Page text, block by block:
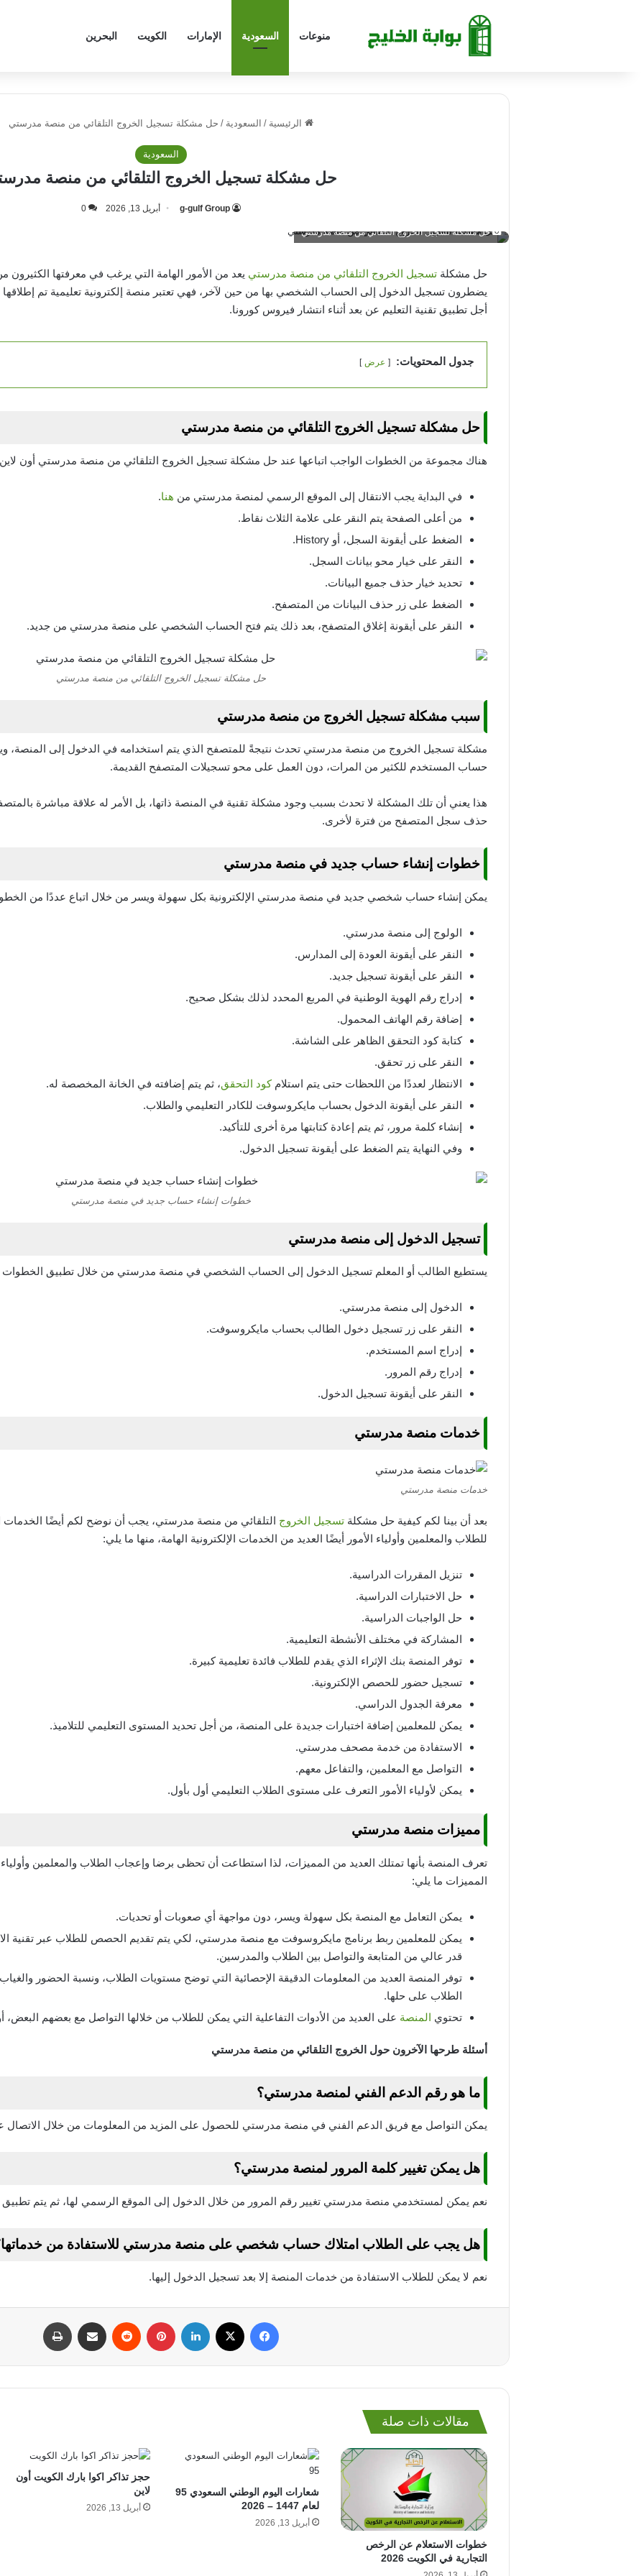
منوعات السعودية الإمارات الكويت البحرين
الرئيسية / السعودية / حل مشكلة تسجيل الخروج التلقائي من منصة مدرستي
السعودية
حل مشكلة تسجيل الخروج التلقائي من منصة
g-gulf Group أبريل 13, 2026 0
حل مشكلة تسجيل الخروج التلقائي من منصة مدرستي
حل مشكلة تسجيل الخروج التلقائي من منصة مدرستي يعد من الأمور الهامة التي يرغب في معرفتها
يضطرون تسجيل الدخول إلى الحساب الشخصي بها من حين لآخر، فهي تعتبر منصة إلكترونية تعليمية تم
أجل تطبيق تقنية التعليم عن بعد أثناء انتشار فيروس كورونا.
جدول المحتويات: عرض
حل مشكلة تسجيل الخروج التلقائي من منصة مدرستي
هناك مجموعة من الخطوات الواجب اتباعها عند حل مشكلة تسجيل الخروج التلقائي من منصة مدرستي أون
في البداية يجب الانتقال إلى الموقع الرسمي لمنصة مدرستي من هنا.
من أعلى الصفحة يتم النقر على علامة الثلاث نقاط.
الضغط على أيقونة السجل، أو History.
النقر على خيار محو بيانات السجل.
تحديد خيار حذف جميع البيانات.
الضغط على زر حذف البيانات من المتصفح.
النقر على أيقونة إغلاق المتصفح، بعد ذلك يتم فتح الحساب الشخصي على منصة مدرستي من جديد.
حل مشكلة تسجيل الخروج التلقائي من منصة مدرستي
سبب مشكلة تسجيل الخروج من منصة مدرستي
مشكلة تسجيل الخروج من منصة مدرستي تحدث نتيجةً للمتصفح الذي يتم استخدامه في الدخول إلى المنصة،
حساب المستخدم للكثير من المرات، دون العمل على محو تسجيلات المتصفح القديمة.
هذا يعني أن تلك المشكلة لا تحدث بسبب وجود مشكلة تقنية في المنصة ذاتها، بل الأمر له علاقة مباشرة
حذف سجل المتصفح من فترة لأخرى.
خطوات إنشاء حساب جديد في منصة مدرستي
يمكن إنشاء حساب شخصي جديد في منصة مدرستي الإلكترونية بكل سهولة ويسر من خلال اتباع عددًا من
الولوج إلى منصة مدرستي.
النقر على أيقونة العودة إلى المدارس.
النقر على أيقونة تسجيل جديد.
إدراج رقم الهوية الوطنية في المربع المحدد لذلك بشكل صحيح.
إضافة رقم الهاتف المحمول.
كتابة كود التحقق الظاهر على الشاشة.
النقر على زر تحقق.
الانتظار لعددًا من اللحظات حتى يتم استلامكود التحقق، ثم يتم إضافته في الخانة المخصصة له.
النقر على أيقونة الدخول بحساب مايكروسوفت للكادر التعليمي والطلاب.
إنشاء كلمة مرور، ثم يتم إعادة كتابتها مرة أخرى للتأكيد.
وفي النهاية يتم الضغط على أيقونة تسجيل الدخول.
خطوات إنشاء حساب جديد في منصة مدرستي
تسجيل الدخول إلى منصة مدرستي
يستطيع الطالب أو المعلم تسجيل الدخول إلى الحساب الشخصي في منصة مدرستي من خلال تطبيق الخطوات
الدخول إلى منصة مدرستي.
النقر على زر تسجيل دخول الطالب بحساب مايكروسوفت.
إدراج اسم المستخدم.
إدراج رقم المرور.
النقر على أيقونة تسجيل الدخول.
خدمات منصة مدرستي
خدمات منصة مدرستي
بعد أن بينا لكم كيفية حل مشكلة تسجيل الخروج التلقائي من منصة مدرستي، يجب أن نوضح لكم أيضًا الخدمات
للطلاب والمعلمين وأولياء الأمور أيضًا العديد من الخدمات الإلكترونية الهامة، منها ما يلي:
تنزيل المقررات الدراسية.
حل الاختبارات الدراسية.
حل الواجبات الدراسية.
المشاركة في مختلف الأنشطة التعليمية.
توفر المنصة بنك الإثراء الذي يقدم للطلاب فائدة تعليمية كبيرة.
تسجيل حضور للحصص الإلكترونية.
معرفة الجدول الدراسي.
يمكن للمعلمين إضافة اختبارات جديدة على المنصة، من أجل تحديد المستوى التعليمي للتلاميذ.
الاستفادة من خدمة مصحف مدرستي.
التواصل مع المعلمين، والتفاعل معهم.
يمكن لأولياء الأمور التعرف على مستوى الطلاب التعليمي أول بأول.
مميزات منصة مدرستي
تعرف المنصة بأنها تمتلك العديد من المميزات، لذا استطاعت أن تحظى برضا وإعجاب الطلاب والمعلمين
المميزات ما يلي:
يمكن التعامل مع المنصة بكل سهولة ويسر، دون مواجهة أي صعوبات أو تحديات.
يمكن للمعلمين ربط برنامج مايكروسوفت مع منصة مدرستي، لكي يتم تقديم الحصص للطلاب عبر تقنية
قدر عالي من المتابعة والتواصل بين الطلاب والمدرسين.
توفر المنصة العديد من المعلومات الدقيقة الإحصائية التي توضح مستويات الطلاب، ونسبة الحضور
الطلاب على حلها.
تحتوي المنصة على العديد من الأدوات التفاعلية التي يمكن للطلاب من خلالها التواصل مع بعضهم البعض،
أسئلة طرحها الآخرون حول الخروج التلقائي من منصة مدرستي
ما هو رقم الدعم الفني لمنصة مدرستي؟
يمكن التواصل مع فريق الدعم الفني في منصة مدرستي للحصول على المزيد من المعلومات من خلال الاتصال على الرقم
هل يمكن تغيير كلمة المرور لمنصة مدرستي؟
نعم يمكن لمستخدمي منصة مدرستي تغيير رقم المرور من خلال الدخول إلى الموقع الرسمي لها، ثم يتم تطبيق
هل يجب على الطلاب امتلاك حساب شخصي على منصة مدرستي للاستفادة من
نعم لا يمكن للطلاب الاستفادة من خدمات المنصة إلا بعد تسجيل الدخول إليها.
فيسبوك لينكدإن بينتيريست مشاركة عبر البريد
مقالات ذات صلة
خطوات الاستعلام عن الرخص
التجارية في الكويت 2026
شعارات اليوم الوطني السعودي 95
لعام 1447 – 2026
أبريل 13, 2026
حجز تذاكر اكوا بارك الكويت أون
لاين
أبريل 13, 2026